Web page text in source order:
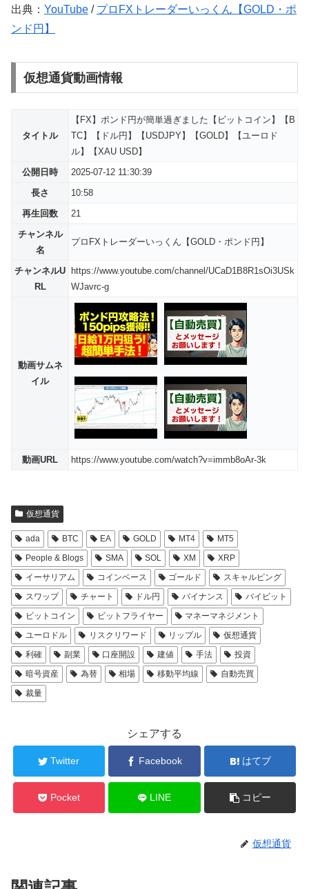
出典： YouTube / プロFXトレーダーいっくん【GOLD・ポ
ンド円】
仮想通貨動画情報
タイトル
【FX】ポンド円が簡単過ぎました【ビットコイン】【B
TC】【ドル円】【USDJPY】【GOLD】【ユーロド
ル】【XAU USD】
公開日時
2025-07-12 11:30:39
長さ
10:58
再生回数
21
チャンネル
名
プロFXトレーダーいっくん【GOLD・ポンド円】
チャンネルU
RL
https://www.youtube.com/channel/UCaD1B8R1sOi3USk
WJavrc-g
動画サムネ
イル
動画URL https://www.youtube.com/watch?v=immb8oAr-3k
仮想通貨
ada BTC EA GOLD MT4
MT5
People & Blogs
SMA SOL XM
XRP
イーサリアム
コインベース ゴールド
スキャルピング
スワップ
チャート ドル円 バイナンス
バイビット
ビットコイン
ビットフライヤー
マネーマネジメント
ユーロドル
リスクリワード リップル
仮想通貨
利確
副業 口座開設 建値 手法
投資
暗号資産
為替 相場 移動平均線
自動売買
裁量
シェアする
Twitter Facebook はてブ
Pocket LINE コピー
仮想通貨